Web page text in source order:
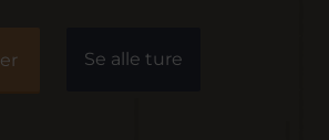
Se alle ture